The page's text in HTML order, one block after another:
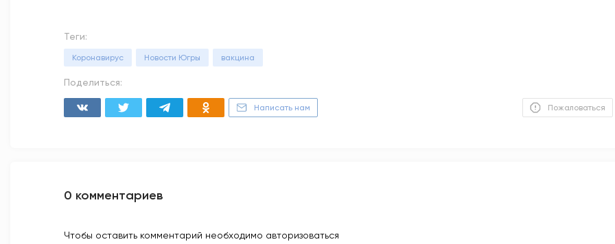
Теги:
Коронавирус Новости Югры вакцина
Поделиться:
Написать нам Пожаловаться
0 комментариев
Чтобы оставить комментарий необходимо авторизоваться